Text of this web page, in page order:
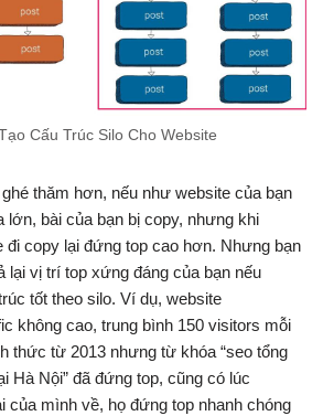
Cấu Trúc Silo Cho Website
thăm hơn, nếu như website của bạn
lớn, bài của bạn bị copy, nhưng khi
đi copy lại đứng top cao hơn. Nhưng bạn
lại vị trí top xứng đáng của bạn nếu
tốt theo silo. Ví dụ, website
không cao, trung bình 150 visitors mỗi
thức từ 2013 nhưng từ khóa “seo tổng
Hà Nội” đã đứng top, cũng có lúc
của mình về, họ đứng top nhanh chóng